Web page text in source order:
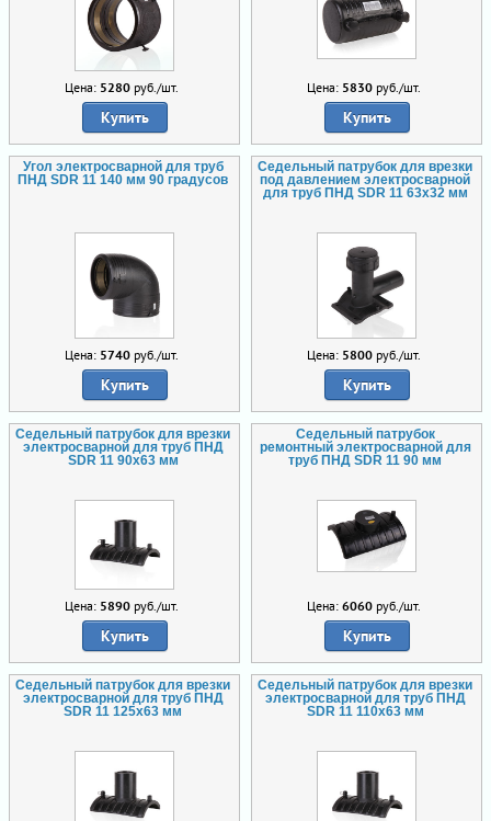
Цена: 5280 руб./шт.
Купить
Цена: 5830 руб./шт.
Купить
Угол электросварной для труб
ПНД SDR 11 140 мм 90 градусов
Цена: 5740 руб./шт.
Купить
Седельный патрубок для врезки
под давлением электросварной
для труб ПНД SDR 11 63х32 мм
Цена: 5800 руб./шт.
Купить
Седельный патрубок для врезки
электросварной для труб ПНД
SDR 11 90х63 мм
Цена: 5890 руб./шт.
Купить
Седельный патрубок
ремонтный электросварной для
труб ПНД SDR 11 90 мм
Цена: 6060 руб./шт.
Купить
Седельный патрубок для врезки
электросварной для труб ПНД
SDR 11 125х63 мм
Седельный патрубок для врезки
электросварной для труб ПНД
SDR 11 110х63 мм